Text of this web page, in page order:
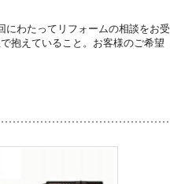
にわたってリフォームの相談をお受
抱えていること。お客様のご希望